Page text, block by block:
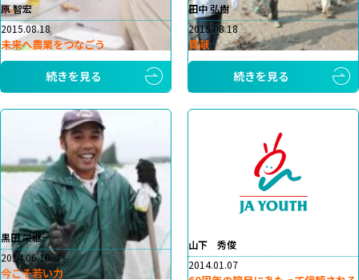
原 智宏
2015.08.18
未来へ農業をつなごう
続きを見る
田中 弘樹
2015.08.18
貢献
続きを見る
黒田 栄継
2014.06.10
今こそ若い力
山下 秀俊
2014.01.07